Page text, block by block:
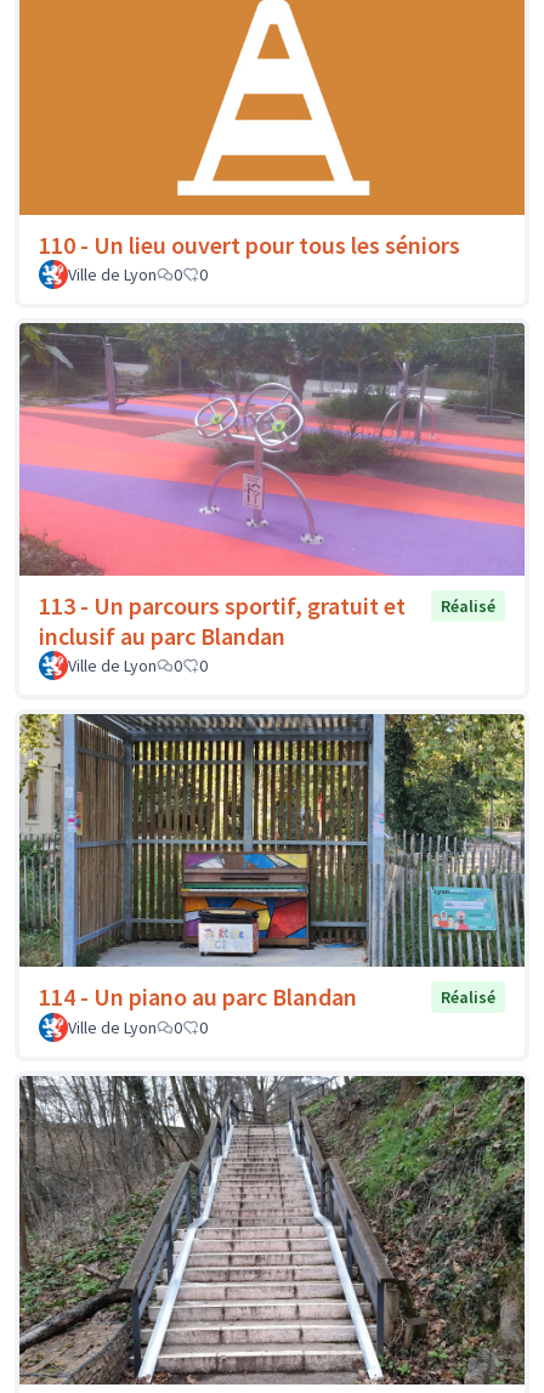
110 - Un lieu ouvert pour tous les séniors
Ville de Lyon 0 0
113 - Un parcours sportif, gratuit et
inclusif au parc Blandan
Réalisé
Ville de Lyon 0 0
114 - Un piano au parc Blandan
Réalisé
Ville de Lyon
0 0